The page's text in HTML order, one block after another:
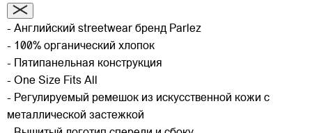
- Английский streetwear бренд Parlez
- 100% органический хлопок
- Пятипанельная конструкция
- One Size Fits All
- Регулируемый ремешок из искусственной кожи с
металлической застежкой